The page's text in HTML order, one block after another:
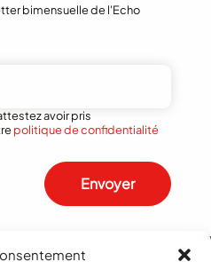
bimensuelle de l'Echo
avoir pris
politique de confidentialité
Envoyer